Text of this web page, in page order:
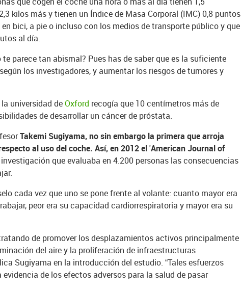
kilos más y tienen un Índice de Masa Corporal (IMC) 0,8 puntos
bici, a pie o incluso con los medios de transporte público y que
al día.
parece tan abismal? Pues has de saber que es la suficiente
los investigadores, y aumentar los riesgos de tumores y
la universidad deOxford recogía que 10 centímetros más de
de desarrollar un cáncer de próstata.
Takemi Sugiyama, no sin embargo la primera que arroja
al uso del coche. Así, en 2012 el'American Journal of
que evaluaba en 4.200 personas las consecuencias
cada vez que uno se pone frente al volante: cuanto mayor era
peor era su capacidad cardiorrespiratoria y mayor era su
de promover los desplazamientos activos principalmente
del aire y la proliferación de infraestructuras
Sugiyama en la introducción del estudio. “Tales esfuerzos
de los efectos adversos para la salud de pasar